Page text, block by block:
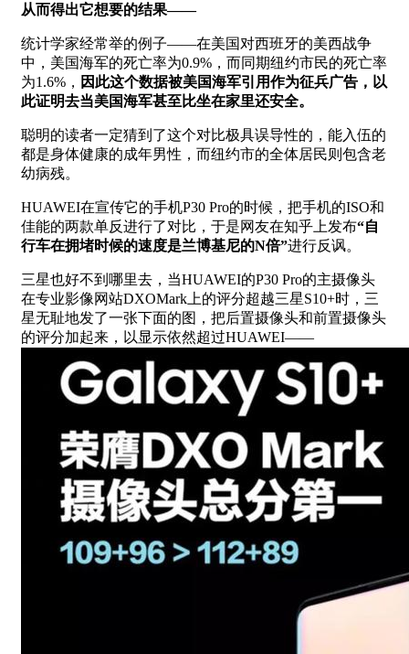
从而得出它想要的结果——
统计学家经常举的例子——在美国对西班牙的美西战争
中，美国海军的死亡率为0.9%，而同期纽约市民的死亡率
为1.6%， 因此这个数据被美国海军引用作为征兵广告，以
此证明去当美国海军甚至比坐在家里还安全。
聪明的读者一定猜到了这个对比极具误导性的，能入伍的
都是身体健康的成年男性，而纽约市的全体居民则包含老
幼病残。
HUAWEI在宣传它的手机P30 Pro的时候，把手机的ISO和
佳能的两款单反进行了对比，于是网友在知乎上发布“自
行车在拥堵时候的速度是兰博基尼的N倍”进行反讽。
三星也好不到哪里去，当HUAWEI的P30 Pro的主摄像头
在专业影像网站DXOMark上的评分超越三星S10+时，三
星无耻地发了一张下面的图，把后置摄像头和前置摄像头
的评分加起来，以显示依然超过HUAWEI——